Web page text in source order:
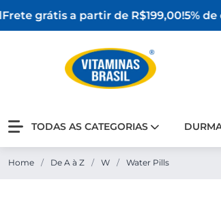
grátis a partir de R$199,00!5% de
TODAS AS CATEGORIAS
Home / De A à Z / W / Water Pills